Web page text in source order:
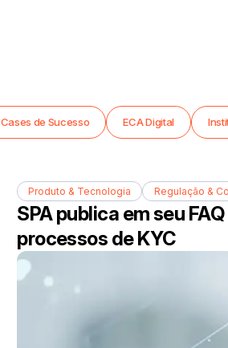
Cases de Sucesso ECA Digital
Produto & Tecnologia Regulação &
SPA publica em seu
processos de KYC